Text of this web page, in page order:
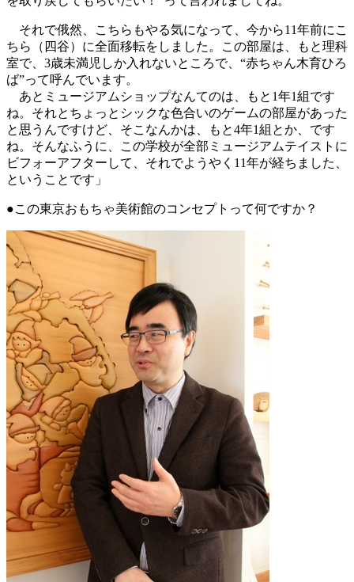
それで俄然、こちらもやる気になって、今から11年前にこ
ちら（四谷）に全面移転をしました。この部屋は、もと理科
室で、3歳未満児しか入れないところで、“赤ちゃん木育ひろ
ば”って呼んでいます。
あとミュージアムショップなんてのは、もと1年1組です
ね。それとちょっとシックな色合いのゲームの部屋があった
と思うんですけど、そこなんかは、もと4年1組とか、です
ね。そんなふうに、この学校が全部ミュージアムテイストに
ビフォーアフターして、それでようやく11年が経ちました、
ということです」
●この東京おもちゃ美術館のコンセプトって何ですか？